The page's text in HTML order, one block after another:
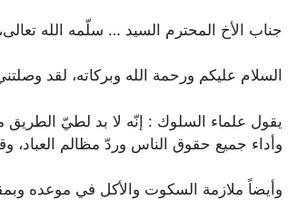
جناب الأخ المحترم السيد … سلّمه الله
السلام عليكم ورحمة الله وبركاته، لقد
يقول علماء السلوك : إنّه لا بد لطيّ الطريق
وأداء جميع حقوق الناس وردّ مظالم العباد،
وأيضاً ملازمة السكوت والأكل في موعده